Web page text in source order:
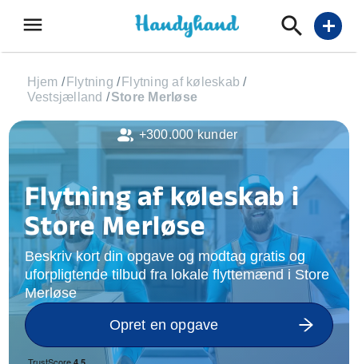
menu add
Hjem / Flytning / Flytning af køleskab /
Vestsjælland /Store Merløse
Flytning af køleskab i
Store Merløse
Beskriv kort din opgave og modtag gratis og
uforpligtende tilbud fra lokale flyttemænd i Store
Merløse
Opret en opgave
+300.000 kunder